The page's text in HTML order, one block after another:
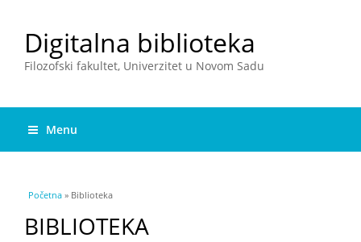
Digitalna biblioteka
Filozofski fakultet, Univerzitet u Novom Sadu
Menu
You are here
Početna » Biblioteka
BIBLIOTEKA